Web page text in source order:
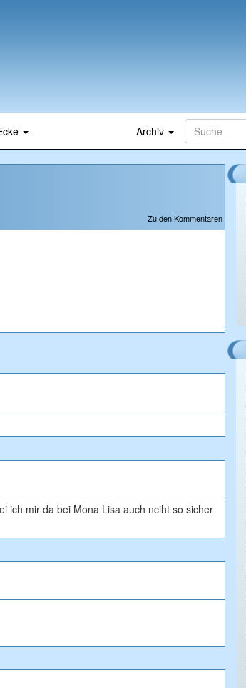
Archiv
Zu den Kommentaren
ich mir da bei Mona Lisa auch nciht so sicher